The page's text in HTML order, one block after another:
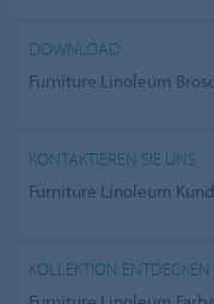
DOWNLOAD
Furniture Linoleum
KONTAKTIEREN SIE UNS
Furniture Linoleum
KOLLEKTION ENTDECKEN